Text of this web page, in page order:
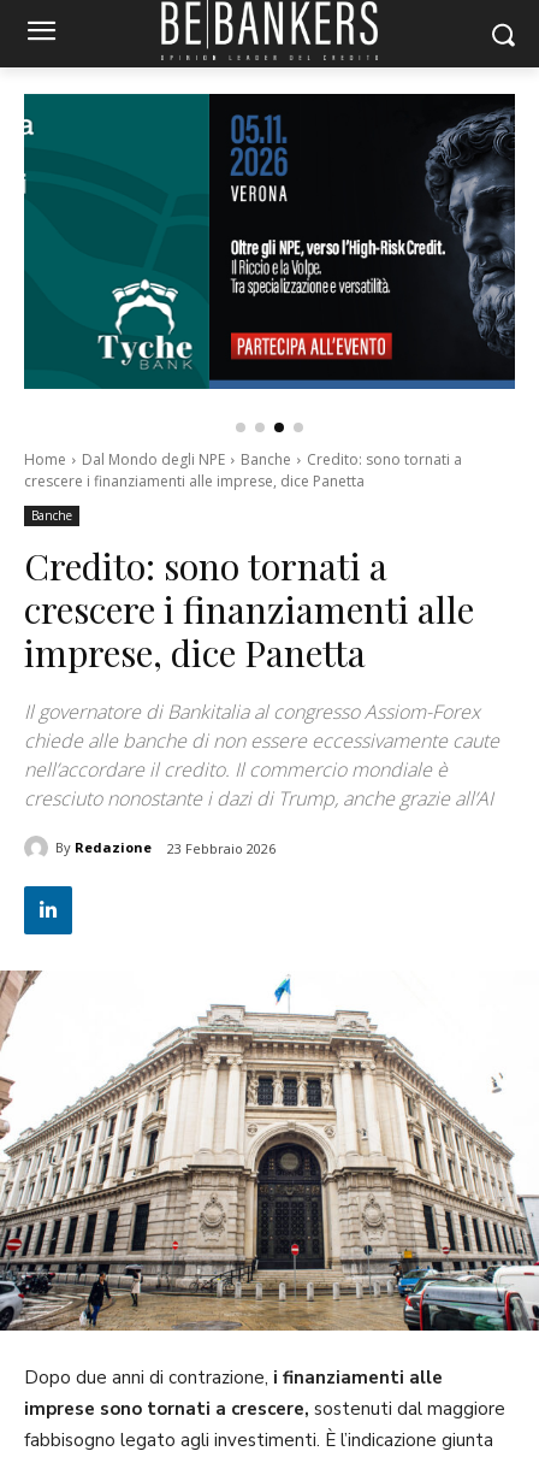
Home Dal Mondo degli NPE Banche
Credito: sono tornati a
crescere i finanziamenti alle imprese, dice Panetta
Banche
Credito: sono tornati a
crescere i finanziamenti alle
imprese, dice Panetta
Il governatore di Bankitalia al congresso Assiom-Forex
chiede alle banche di non essere eccessivamente caute
nell’accordare il credito. Il commercio mondiale è
cresciuto nonostante i dazi di Trump, anche grazie all’AI
By Redazione 23 Febbraio 2026
Dopo due anni di contrazione, i finanziamenti alle
imprese sono tornati a crescere, sostenuti dal maggiore
fabbisogno legato agli investimenti. È l’indicazione giunta